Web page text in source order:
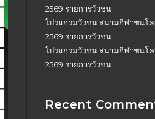
2569 รายการวัวชน
โปรแกรมวัวชน สนามกีฬาชนโ
2569 รายการวัวชน
โปรแกรมวัวชน สนามกีฬาชนโ
2569 รายการวัวชน
Recent